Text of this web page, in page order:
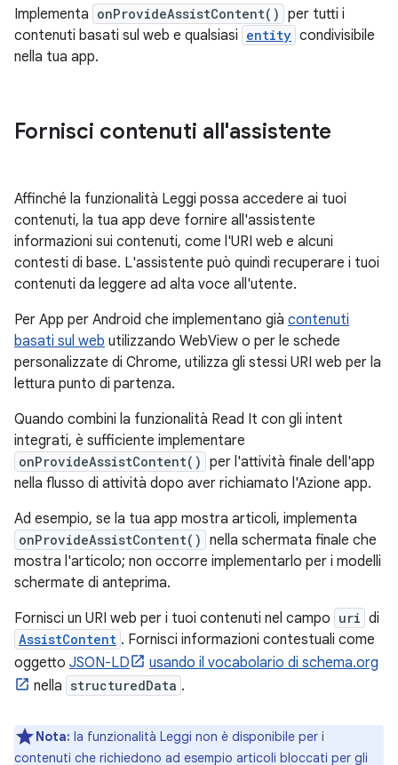
Implementa onProvideAssistContent() per tutti i
contenuti basati sul web e qualsiasi entity condivisibile
nella tua app.
Fornisci contenuti all'assistente
Affinché la funzionalità Leggi possa accedere ai tuoi
contenuti, la tua app deve fornire all'assistente
informazioni sui contenuti, come l'URI web e alcuni
contesti di base. L'assistente può quindi recuperare i tuoi
contenuti da leggere ad alta voce all'utente.
Per App per Android che implementano già contenuti
basati sul web utilizzando WebView o per le schede
personalizzate di Chrome, utilizza gli stessi URI web per la
lettura punto di partenza.
Quando combini la funzionalità Read It con gli intent
integrati, è sufficiente implementare
onProvideAssistContent() per l'attività finale dell'app
nella flusso di attività dopo aver richiamato l'Azione app.
Ad esempio, se la tua app mostra articoli, implementa
onProvideAssistContent() nella schermata finale che
mostra l'articolo; non occorre implementarlo per i modelli
schermate di anteprima.
Fornisci un URI web per i tuoi contenuti nel campo uri di
AssistContent . Fornisci informazioni contestuali come
oggetto JSON-LD
usando il vocabolario di schema.org
nella structuredData .
Nota: la funzionalità Leggi non è disponibile per i
contenuti che richiedono ad esempio articoli bloccati per gli